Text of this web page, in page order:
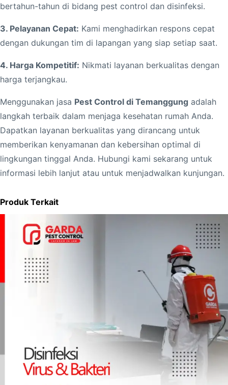
bertahun-tahun di bidang pest control dan disinfeksi.
3. Pelayanan Cepat: Kami menghadirkan respons cepat
dengan dukungan tim di lapangan yang siap setiap saat.
4. Harga Kompetitif: Nikmati layanan berkualitas dengan
harga terjangkau.
Menggunakan jasa Pest Control di Temanggung adalah
langkah terbaik dalam menjaga kesehatan rumah Anda.
Dapatkan layanan berkualitas yang dirancang untuk
memberikan kenyamanan dan kebersihan optimal di
lingkungan tinggal Anda. Hubungi kami sekarang untuk
informasi lebih lanjut atau untuk menjadwalkan kunjungan.
Produk Terkait